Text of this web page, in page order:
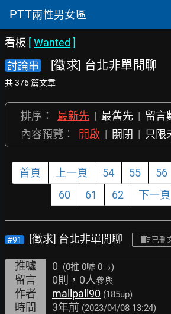
PTT兩性男女區
看板 [Wanted ]
討論串
[徵求] 台北非單閒聊
共 376 篇文章
排序： 最新先 | 最舊先 | 留言
內容預覽：
開啟 | 關閉 | 只限
首頁 上一頁 54 55 56
60
61 62 下一頁
#91 [徵求] 台北非單閒聊 已刪
推噓 0 (0推 0噓 0→)
留言 0則，0人參與
作者 mallpall90 (185up)
時間 3年前 (2023/04/08 13:24)